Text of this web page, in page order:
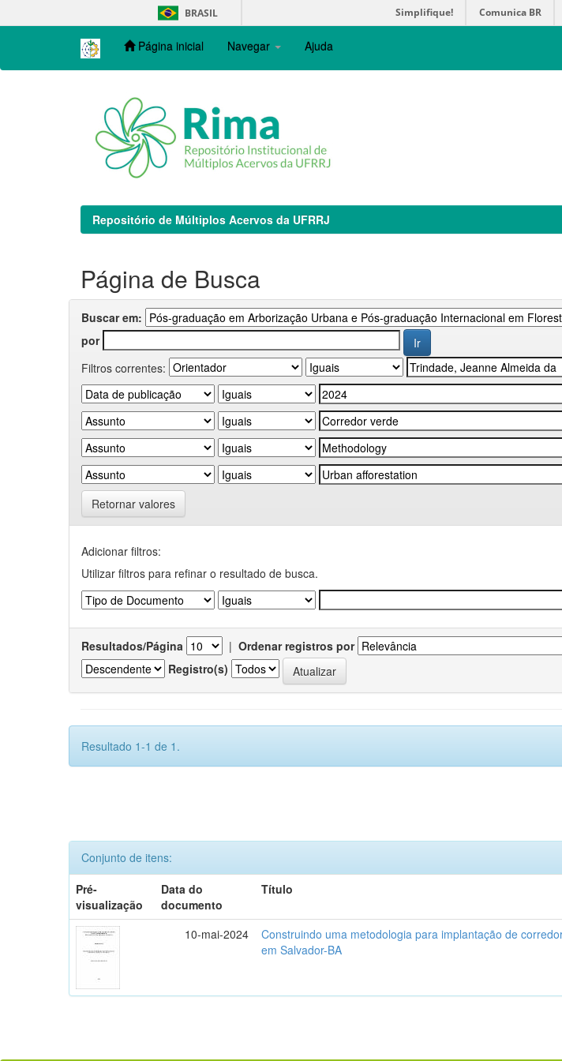
navigation
BRASIL Simplifique! Comunica BR
Página inicial Navegar Ajuda
Repositório de Múltiplos Acervos da UFRRJ
Página de Busca
Buscar em:
por
Filtros correntes:
Retornar valores
Adicionar filtros:
Utilizar filtros para refinar o resultado de busca.
Resultados/Página | Ordenar registros por
Registro(s)
Resultado 1-1 de 1.
Conjunto de itens:
Pré-
visualização
Data do
documento
Título
10-mai-2024
Construindo uma metodologia para implantação de
em Salvador-BA